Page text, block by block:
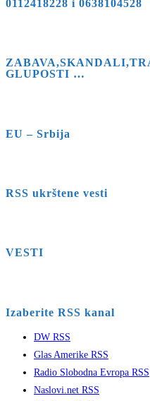
0112418228 i 0638104528
GLUPOSTI …
EU – Srbija
RSS ukrštene vesti
VESTI
Izaberite RSS kanal
DW RSS
Glas Amerike RSS
Radio Slobodna Evropa RSS
Naslovi.net RSS